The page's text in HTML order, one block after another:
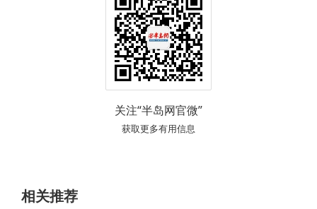
关注“半岛网官微”
获取更多有用信息
相关推荐